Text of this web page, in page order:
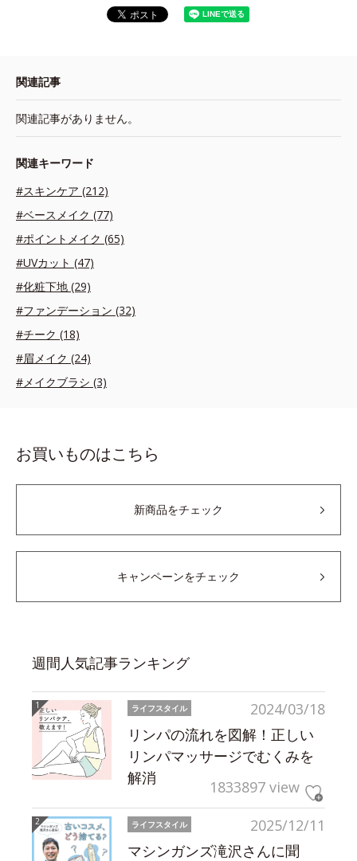
関連記事
関連記事がありません。
関連キーワード
#スキンケア (212)
#ベースメイク (77)
#ポイントメイク (65)
#UVカット (47)
#化粧下地 (29)
#ファンデーション (32)
#チーク (18)
#眉メイク (24)
#メイクブラシ (3)
お買いものはこちら
新商品をチェック
キャンペーンをチェック
週間人気記事ランキング
2024/03/18
ライフスタイル
リンパの流れを図解！正しい
リンパマッサージでむくみを
解消
1833897 view
2025/12/11
ライフスタイル
マシンガンズ滝沢さんに聞